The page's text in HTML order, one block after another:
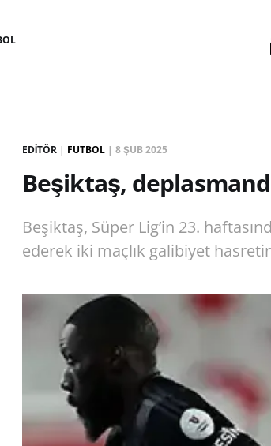
EDITÖR | FUTBOL | 8 ŞUB 2025
Beşiktaş,
Beşiktaş, Süper Lig’in 23.
ederek iki maçlık galibiyet